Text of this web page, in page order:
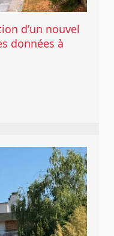
d’un nouvel
données à